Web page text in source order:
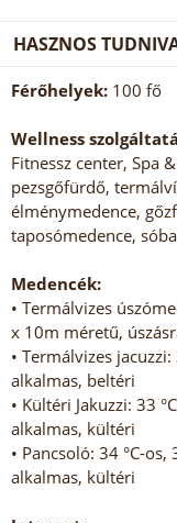
HASZNOS
Férőhelyek: 100 fő
Wellness
Fitnessz center, Spa
pezsgőfürdő,
élménymedence,
taposómedence,
Medencék:
• Termálvizes
x 10m méretű,
• Termálvizes
alkalmas, beltéri
• Kültéri Jakuzzi: 33
alkalmas, kültéri
• Pancsoló: 34 °C-
alkalmas, kültéri